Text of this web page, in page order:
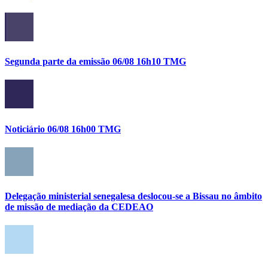
Segunda parte da emissão 06/08 16h10 TMG
Noticiário 06/08 16h00 TMG
Delegação ministerial senegalesa deslocou-se a Bissau no âmbito
de missão de mediação da CEDEAO